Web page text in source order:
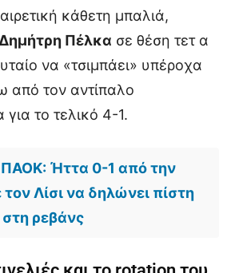
κάθετη μπαλιά,
Δημήτρη Πέλκα σε θέση τετ α
να «τσιμπάει» υπέροχα
από τον αντίπαλο
το τελικό 4-1.
ΠΑΟΚ: Ήττα 0-1 από την
Λίσι να δηλώνει πίστη
ρεβάνς